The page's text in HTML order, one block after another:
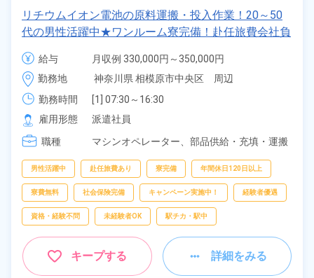
リチウムイオン電池の原料運搬・投入作業！20～50
代の男性活躍中★ワンルーム寮完備！赴任旅費会社負
担！年間休日130日★フォークリフト免許お持ちの
方、歓迎！就業先食堂利用可★《神奈川県相模原市》
給与
月収例 330,000円～350,000円
時給 1,600円～1,600円
勤務地
神奈川県 相模原市中央区　周辺
勤務時間
[1] 07:30～16:30
[2] 19:30～04:30
雇用形態
派遣社員
職種
マシンオペレーター、 部品供給・充填・運搬
男性活躍中 赴任旅費あり 寮完備 年間休日120日以上
寮費無料 社会保険完備 キャンペーン実施中！ 経験者優遇
資格・経験不問 未経験者OK 駅チカ・駅中
キープする 詳細をみる